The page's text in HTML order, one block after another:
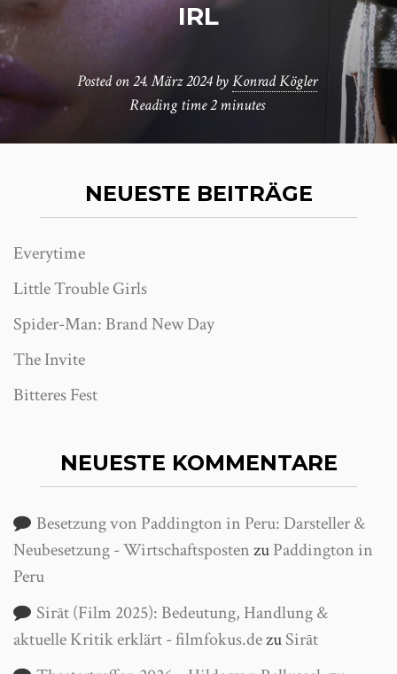
IRL
Posted on24. März 2024 byKonrad Kögler
Reading time2 minutes
NEUESTE BEITRÄGE
Everytime
Little Trouble Girls
Spider-Man: Brand New Day
The Invite
Bitteres Fest
NEUESTE KOMMENTARE
Besetzung von Paddington in Peru: Darsteller &
Neubesetzung - WirtschaftspostenzuPaddington in
Peru
Sirāt (Film 2025): Bedeutung, Handlung &
aktuelle Kritik erklärt - filmfokus.dezuSirāt